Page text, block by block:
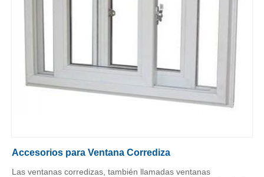
Accesorios para Ventana Corrediza
Las ventanas corredizas, también llamadas ventanas